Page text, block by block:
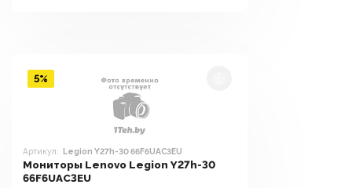
Артикул: Legion Y27h-30 66F6UAC3EU
Мониторы Lenovo Legion Y27h-30
66F6UAC3EU
5%